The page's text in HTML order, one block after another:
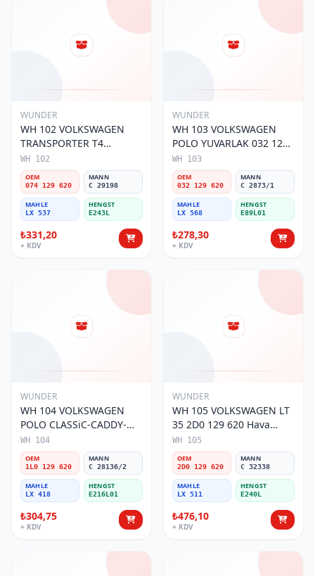
WUNDER
WH 102 VOLKSWAGEN
TRANSPORTER T4
(SÜNGERSiZ) 074 129 620
Hava Filtresi
WH 102
OEM
074 129 620
MANN
C 29198
MAHLE
LX 537
HENGST
E243L
₺331,20
+ KDV
WUNDER
WH 103 VOLKSWAGEN
POLO YUVARLAK 032 129
620 Hava Filtresi
WH 103
OEM
032 129 620
MANN
C 2873/1
MAHLE
LX 568
HENGST
E89L01
₺278,30
+ KDV
WUNDER
WH 104 VOLKSWAGEN
POLO CLASSiC-CADDY-
SEAT iBiZA 1L0 129 620
Hava Filtresi
WH 104
OEM
1L0 129 620
MANN
C 28136/2
MAHLE
LX 418
HENGST
E216L01
₺304,75
+ KDV
WUNDER
WH 105 VOLKSWAGEN LT
35 2D0 129 620 Hava
Filtresi
WH 105
OEM
2D0 129 620
MANN
C 32338
MAHLE
LX 511
HENGST
E240L
₺476,10
+ KDV